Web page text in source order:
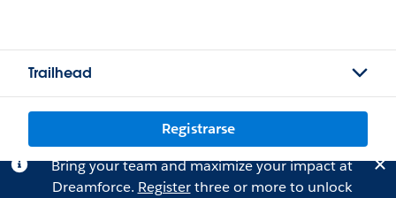
Trailhead
Registrarse
Bring your team and maximize your impact at
Dreamforce. Registerthree or more to unlock